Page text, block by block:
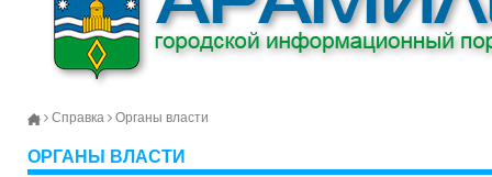
Справка Органы власти
ОРГАНЫ ВЛАСТИ